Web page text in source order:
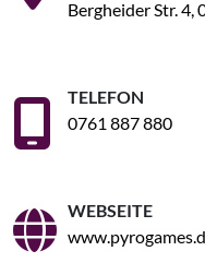
Bergheider Str. 4,
TELEFON
0761 887 880
WEBSEITE